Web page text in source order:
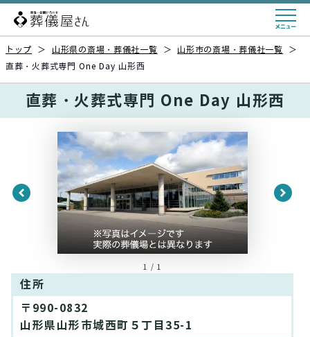
トップ ＞ 山形県の斎場・葬儀社一覧 ＞ 山形市の斎場・葬儀社一覧
＞
直葬・火葬式専門 One Day 山形西
直葬・火葬式専門 One Day 山形西
1 / 1
住所
〒990-0832
山形県山形市城西町５丁目35-1